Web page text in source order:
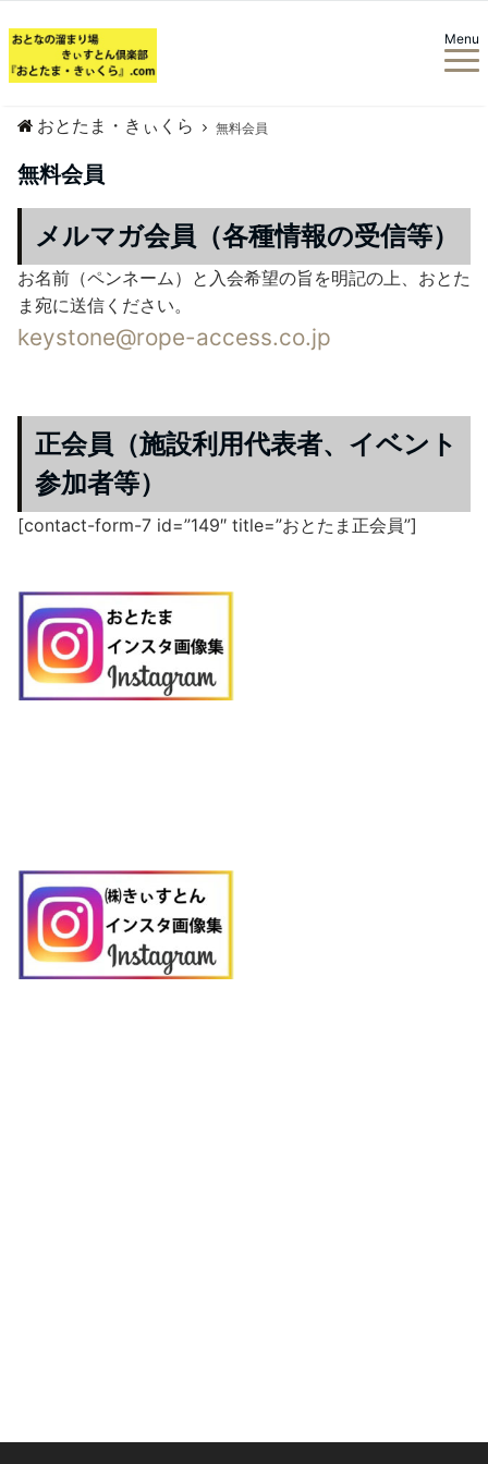
Menu
おとたま・きぃくら 無料会員
無料会員
メルマガ会員（各種情報の受信等）
お名前（ペンネーム）と入会希望の旨を明記の上、おとた
ま宛に送信ください。
keystone@rope-access.co.jp
正会員（施設利用代表者、イベント
参加者等）
[contact-form-7 id=”149″ title=”おとたま正会員”]